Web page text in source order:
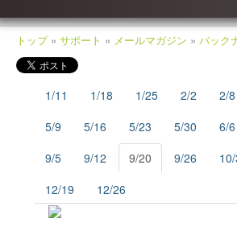
Shade3D Ver.27
CG入力支援サービス
BIM/CIM 設計照査ツール
ブロックUIプログラミングツール
3Dパラメトリックツール
Civil・Ultimate とは
Shade3D SDK
Shade3D AI 生成ツール
Shade3D Shapeasy
マジカルスケッチ 3D
Shade3D 公式ガイドブック
Shade3D 検定ガイドブック
Shade3D Panorama View
Shade3D 実用3Dデータ集 森シリーズ
オンラインストア
ご利用案内
マーケットプレイス
特集記事
Shade3D 実用3Dデータ集 森シリ
お問い合わせ
OS 別対応状況
よくあるご質問
オンラインヘル
アップデータ
メールマガジン
Shade3D ナレ
トップ» サポート » メールマガジン » バック
1/11 1/18 1/25 2/2 2/8
5/9
5/16 5/23 5/30 6/6
9/5
9/12 9/20 9/26
12/19
12/26